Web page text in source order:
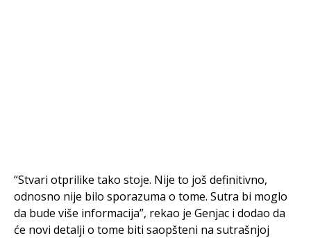
“Stvari otprilike tako stoje. Nije to još definitivno,
odnosno nije bilo sporazuma o tome. Sutra bi moglo
da bude više informacija”, rekao je Genjac i dodao da
će novi detalji o tome biti saopšteni na sutrašnjoj